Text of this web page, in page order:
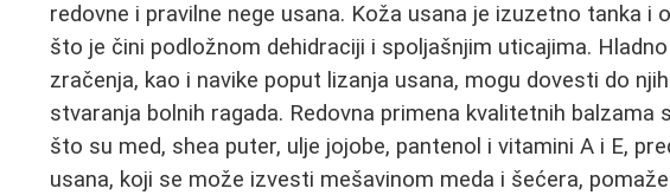
redovne i pravilne nege usana. Koža usana je izuzetno tanka i
što je čini podložnom dehidraciji i spoljašnjim uticajima.
zračenja, kao i navike poput lizanja usana, mogu dovesti do
stvaranja bolnih ragada. Redovna primena kvalitetnih
što su med, shea puter, ulje jojobe, pantenol i vitamini A i E,
usana, koji se može izvesti mešavinom meda i šećera,